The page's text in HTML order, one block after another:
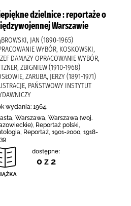
dzielnice : reportaże o
Warszawie
JAN (1890-1965)
WYBÓR, KOSKOWSKI,
DAMAZY OPRACOWANIE WYBÓR,
ZBIGNIEW (1910-1968)
ZARUBA, JERZY (1891-1971)
PAŃSTWOWY INSTYTUT
wydania: 1964.
Warszawa, Warszawa (woj.
Reportaż polski,
Reportaż, 1901-2000, 1918-
dostępne:
0 z 2